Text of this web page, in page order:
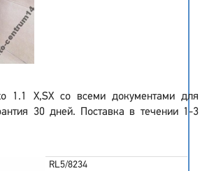
1.1 X,SX со всеми документами для
30 дней. Поставка в течении 1-3
RL5/8234